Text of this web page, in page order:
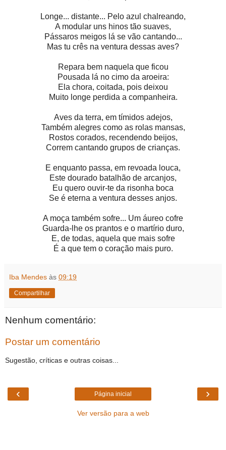
Longe... distante... Pelo azul chalreando,
A modular uns hinos tão suaves,
Pássaros meigos lá se vão cantando...
Mas tu crês na ventura dessas aves?
Repara bem naquela que ficou
Pousada lá no cimo da aroeira:
Ela chora, coitada, pois deixou
Muito longe perdida a companheira.
Aves da terra, em tímidos adejos,
Também alegres como as rolas mansas,
Rostos corados, recendendo beijos,
Correm cantando grupos de crianças.
E enquanto passa, em revoada louca,
Este dourado batalhão de arcanjos,
Eu quero ouvir-te da risonha boca
Se é eterna a ventura desses anjos.
A moça também sofre... Um áureo cofre
Guarda-lhe os prantos e o martírio duro,
E, de todas, aquela que mais sofre
É a que tem o coração mais puro.
Iba Mendes às 09:19
Compartilhar
Nenhum comentário:
Postar um comentário
Sugestão, críticas e outras coisas...
‹ ›
Página inicial
Ver versão para a web